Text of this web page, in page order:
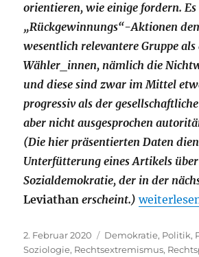
orientieren, wie einige fordern.
„Rückgewinnungs“-Aktionen
wesentlich relevantere Gruppe
Wähler_innen, nämlich die
und diese sind zwar im Mittel
progressiv als der
aber nicht ausgesprochen
(Die hier präsentierten Daten
Unterfütterung eines Artikels
Sozialdemokratie, der in der
Leviathan erscheint.) „Die
Veröffentlicht
am
2. Februar 2020 Kategorien
Demokratie, Politik,
Soziologie, Rechtsextremismus,